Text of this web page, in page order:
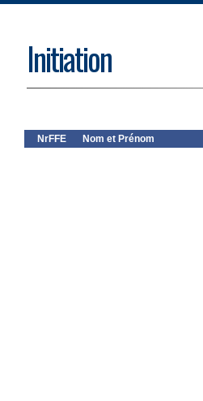
Initiation
NrFFE Nom et Prénom